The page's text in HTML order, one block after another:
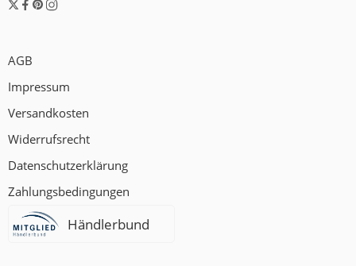
AGB
Impressum
Versandkosten
Widerrufsrecht
Datenschutzerklärung
Zahlungsbedingungen
Händlerbund